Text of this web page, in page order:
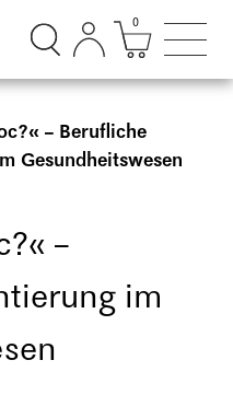
Suchdialog öffnen
Mini
0
– Berufliche
Gesundheitswesen
–
im